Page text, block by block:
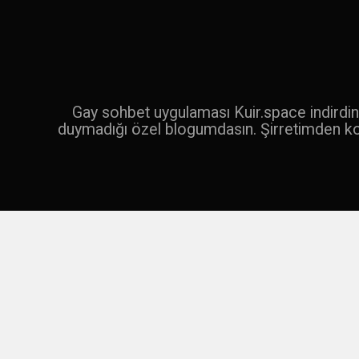
Gay sohbet uygulaması Kuir.space
duymadığı özel blogumdasın. Şirretimden